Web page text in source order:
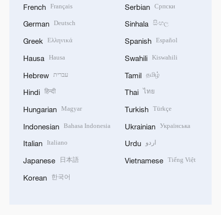
French Français
German Deutsch
Greek Ελληνικά
Hausa Hausa
Hebrew עברית
Hindi हिन्दी
Hungarian Magyar
Indonesian Bahasa Indonesia
Italian Italiano
Japanese 日本語
Korean 한국어
Serbian Српски
Sinhala සිංහල
Spanish Español
Swahili Kiswahili
Tamil தமிழ்
Thai ไทย
Turkish Türkçe
Ukrainian Українська
Urdu اردو
Vietnamese Tiếng Việt